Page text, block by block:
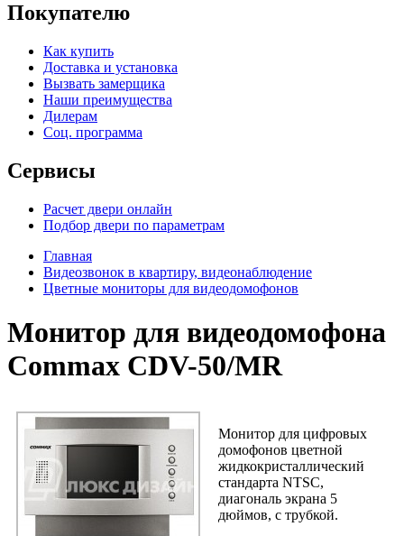
Покупателю
Как купить
Доставка и установка
Вызвать замерщика
Наши преимущества
Дилерам
Соц. программа
Сервисы
Расчет двери онлайн
Подбор двери по параметрам
Главная
Видеозвонок в квартиру, видеонаблюдение
Цветные мониторы для видеодомофонов
Монитор для видеодомофона
Commax CDV-50/MR
Монитор для цифровых
домофонов цветной
жидкокристаллический
стандарта NTSC,
диагональ экрана 5
дюймов, с трубкой.